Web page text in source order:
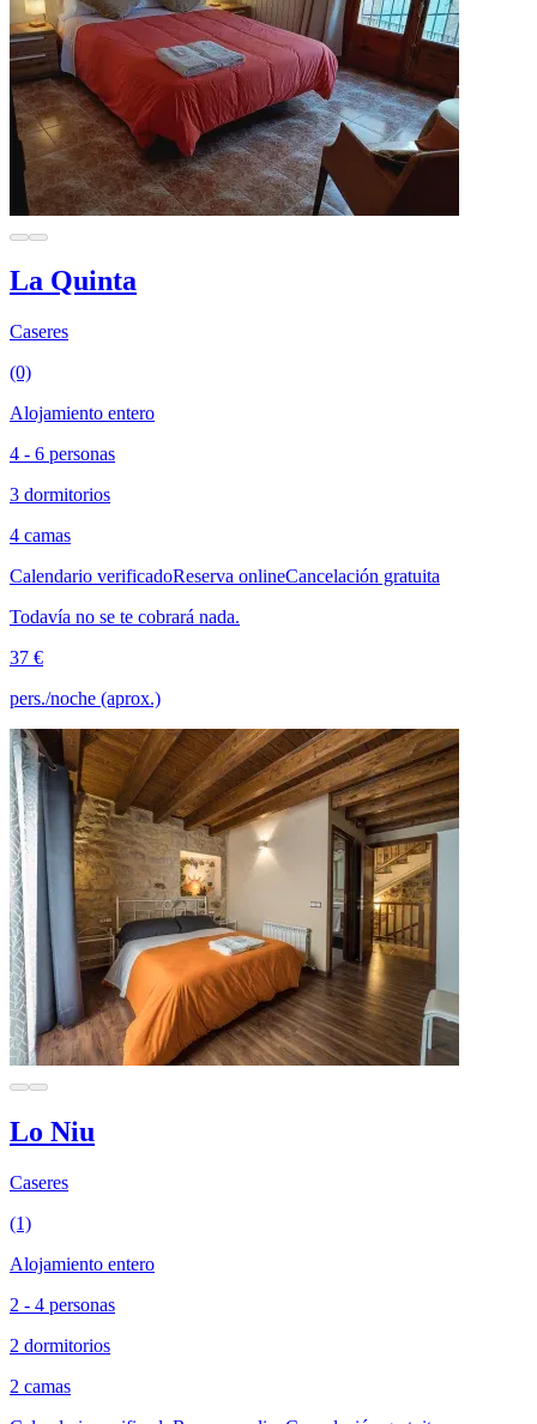
La Quinta
Caseres
(0)
Alojamiento entero
4 - 6 personas
3 dormitorios
4 camas
Calendario verificadoReserva onlineCancelación gratuita
Todavía no se te cobrará nada.
37 €
pers./noche (aprox.)
Lo Niu
Caseres
(1)
Alojamiento entero
2 - 4 personas
2 dormitorios
2 camas